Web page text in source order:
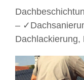
–
Dachlackierung,